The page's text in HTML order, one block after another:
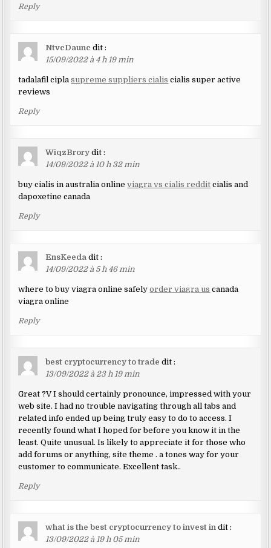
Reply
NtvcDaunc dit :
15/09/2022 à 4 h 19 min
tadalafil ciplasupreme suppliers cialis cialis super active
reviews
Reply
WiqzBrory dit :
14/09/2022 à 10 h 32 min
buy cialis in australia onlineviagra vs cialis reddit cialis and
dapoxetine canada
Reply
EnsKeeda dit :
14/09/2022 à 5 h 46 min
where to buy viagra online safelyorder viagra us canada
viagra online
Reply
best cryptocurrency to trade dit :
13/09/2022 à 23 h 19 min
Great ?V I should certainly pronounce, impressed with your
web site. I had no trouble navigating through all tabs and
related info ended up being truly easy to do to access. I
recently found what I hoped for before you know it in the
least. Quite unusual. Is likely to appreciate it for those who
add forums or anything, site theme . a tones way for your
customer to communicate. Excellent task..
Reply
what is the best cryptocurrency to invest in dit :
13/09/2022 à 19 h 05 min